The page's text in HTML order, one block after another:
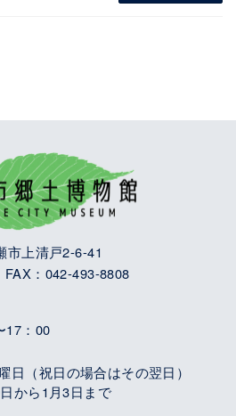
上清戸2-6-41
：042-493-8808
17：00
日（祝日の場合はその翌日）
から1月3日まで